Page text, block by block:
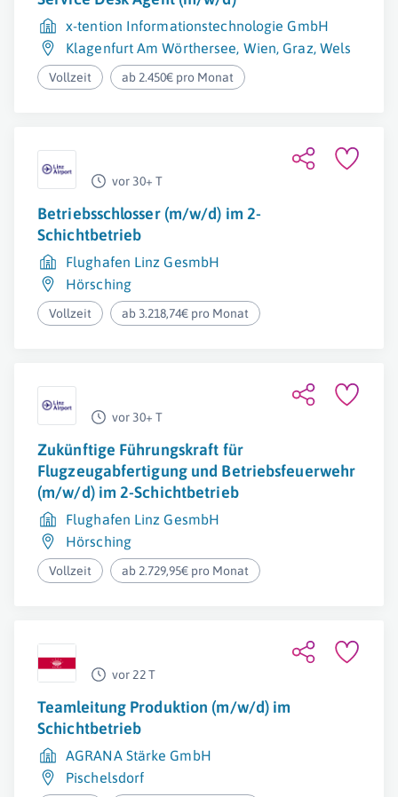
x-tention Informationstechnologie GmbH
Klagenfurt Am Wörthersee, Wien, Graz, Wels
Vollzeit ab 2.450€ pro Monat
vor 30+ T
Betriebsschlosser (m/w/d) im 2-
Schichtbetrieb
Flughafen Linz GesmbH
Hörsching
Vollzeit ab 3.218,74€ pro Monat
vor 30+ T
Zukünftige Führungskraft für
Flugzeugabfertigung und Betriebsfeuerwehr
(m/w/d) im 2-Schichtbetrieb
Flughafen Linz GesmbH
Hörsching
Vollzeit ab 2.729,95€ pro Monat
vor 22 T
Teamleitung Produktion (m/w/d) im
Schichtbetrieb
AGRANA Stärke GmbH
Pischelsdorf